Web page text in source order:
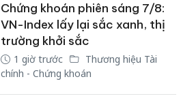
Chứng khoán phiên sáng 7/8:
VN-Index lấy lại sắc xanh, thị
trường khởi sắc
1 giờ trước
Thương hiệu Tài
chính - Chứng khoán